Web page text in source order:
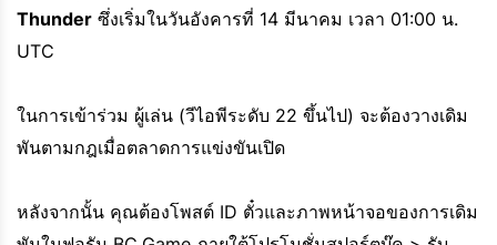
Thunder ซึ่งเริ่มในวันอังคารที่ 14 มีนาคม เวลา 01:00 น.
UTC
ในการเข้าร่วม ผู้เล่น (วีไอพีระดับ 22 ขึ้นไป) จะต้องวางเดิม
พันตามกฎเมื่อตลาดการแข่งขันเปิด
หลังจากนั้น คุณต้องโพสต์ ID ตั๋วและภาพหน้าจอของการเดิม